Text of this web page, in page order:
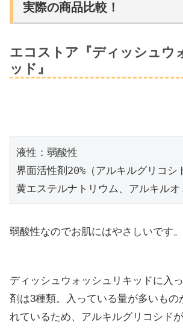
実際の商品比較！
エコストア『ディッシュウ
ッド』
液性：弱酸性
界面活性剤20%（アルキルグリコシ
黄エステルナトリウム、アルキルオ
弱酸性なのでお肌にはやさしいです。
ディッシュウォッシュリキッドに入
剤は3種類。入っている量が多いもの
れているため、アルキルグリコシド